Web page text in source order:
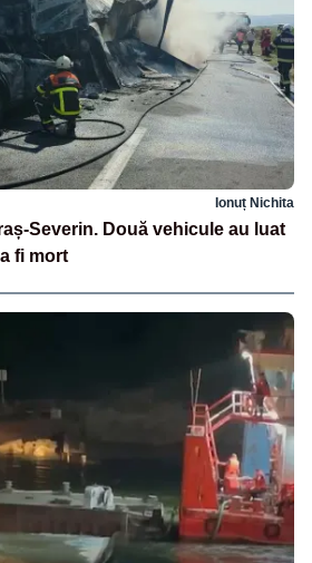
Ionuț Nichita
Severin. Două vehicule au luat
fi mort